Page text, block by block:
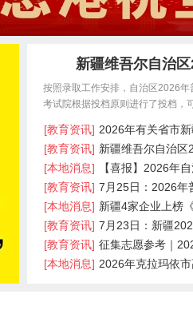
新疆维吾尔自治
按照录取工作安排，自治区2026
考试院根据投档原则进行了投档，
[教育资讯] 2026年有关省市
[教育资讯] 新疆维吾尔自治区
[本地消息]
【喜报】2026年
[教育资讯] 7月25日：2026年
[本地消息] 新疆4家企业上榜
[教育资讯] 7月23日：新疆
[教育资讯] 征集志愿参考｜
[本地消息] 2026年克拉玛依市